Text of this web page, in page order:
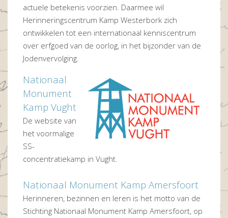
actuele betekenis voorzien. Daarmee wil
Herinneringscentrum Kamp Westerbork zich
ontwikkelen tot een internationaal kenniscentrum
over erfgoed van de oorlog, in het bijzonder van de
Jodenvervolging.
Nationaal
Monument
Kamp Vught
De website van
het voormalige
SS-
concentratiekamp in Vught.
Nationaal Monument Kamp Amersfoort
Herinneren, bezinnen en leren is het motto van de
Stichting Nationaal Monument Kamp Amersfoort, op